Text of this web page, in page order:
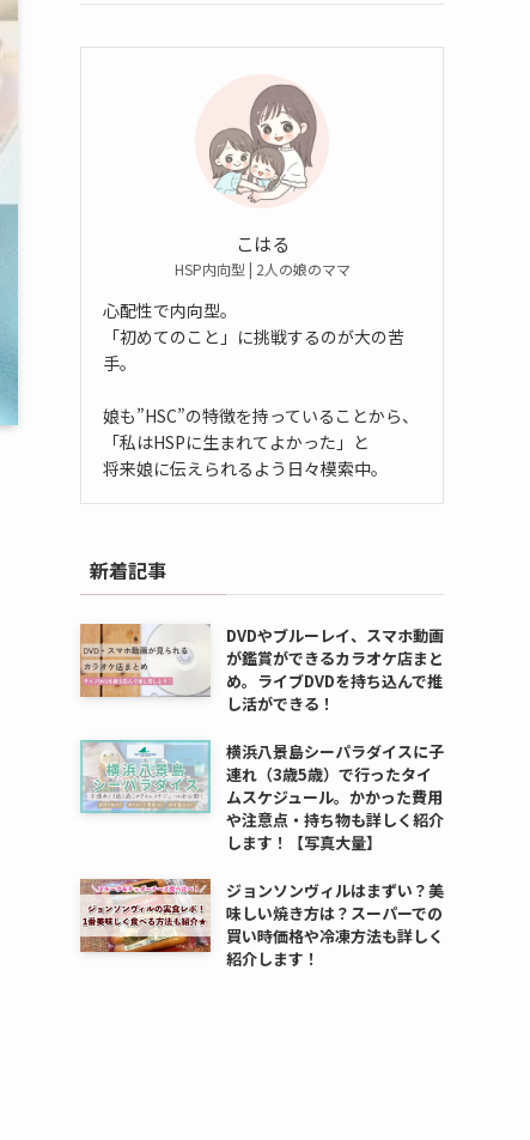
こはる
HSP内向型 | 2人の娘のママ
心配性で内向型。
「初めてのこと」に挑戦するのが大の苦
手。
娘も”HSC”の特徴を持っていることから、
「私はHSPに生まれてよかった」と
将来娘に伝えられるよう日々模索中。
新着記事
DVDやブルーレイ、スマホ動画
が鑑賞ができるカラオケ店まと
め。ライブDVDを持ち込んで推
し活ができる！
横浜八景島シーパラダイスに子
連れ（3歳5歳）で行ったタイ
ムスケジュール。かかった費用
や注意点・持ち物も詳しく紹介
します！【写真大量】
ジョンソンヴィルはまずい？美
味しい焼き方は？スーパーでの
買い時価格や冷凍方法も詳しく
紹介します！